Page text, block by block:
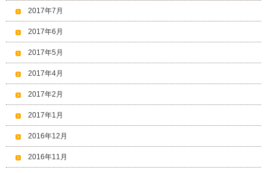
2017年7月
2017年6月
2017年5月
2017年4月
2017年2月
2017年1月
2016年12月
2016年11月